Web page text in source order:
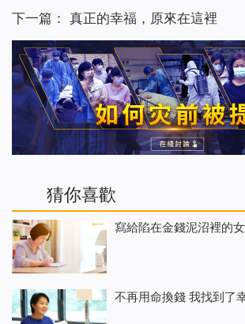
下一篇： 真正的幸福，原來在這裡
猜你喜歡
寫給陷在金錢泥沼裡的
不再用命換錢 我